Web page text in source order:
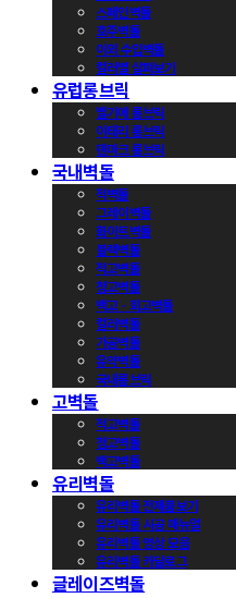
스페인벽돌
호주벽돌
이외 수입벽돌
컬러별 살펴보기
유럽롱브릭
벨기에 롱브릭
이태리 롱브릭
덴마크 롱브릭
국내벽돌
적벽돌
그레이벽돌
화이트벽돌
블랙벽돌
적고벽돌
청고벽돌
백고ㆍ회고벽돌
컬러벽돌
가공벽돌
유약벽돌
국내롱브릭
고벽돌
적고벽돌
청고벽돌
백고벽돌
유리벽돌
유리벽돌 전제품보기
유리벽돌 시공 매뉴얼
유리벽돌 영상 모음
유리벽돌 카달로그
글레이즈벽돌